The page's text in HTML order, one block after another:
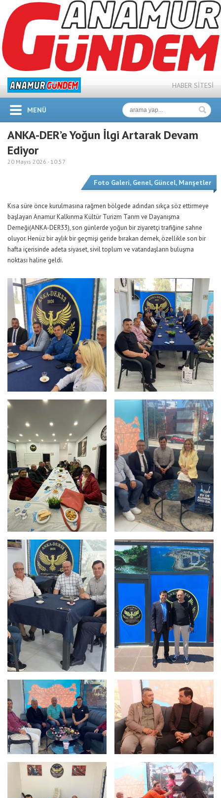
HABER SİTESİ
MENÜ
ANKA-DER’e Yoğun İlgi Artarak Devam
Ediyor
20 Mayıs 2026 - 10:57
Foto Galeri, Genel, Güncel, Manşetler
Kısa süre önce kurulmasına rağmen bölgede adından sıkça söz ettirmeye
başlayan Anamur Kalkınma Kültür Turizm Tarım ve Dayanışma
Derneği(ANKA-DER33), son günlerde yoğun bir ziyaretçi trafiğine sahne
oluyor. Henüz bir aylık bir geçmişi geride bırakan dernek, özellikle son bir
hafta içerisinde adeta siyaset, sivil toplum ve vatandaşların buluşma
noktası haline geldi.